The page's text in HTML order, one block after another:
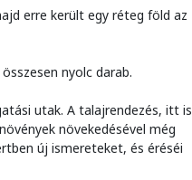
erre került egy réteg föld az
nyolc darab.
utak. A talajrendezés, itt is
növekedésével még
új ismereteket, és éréséi